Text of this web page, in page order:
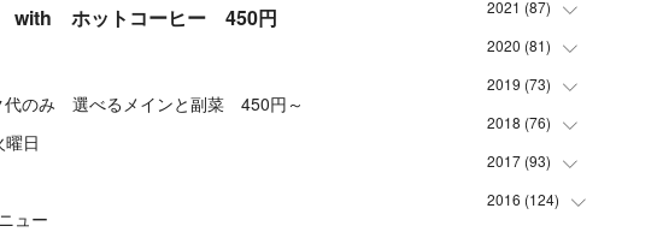
with ホットコーヒー 450円
み 選べるメインと副菜 450円～
日
ュー
(4
(5
(5
(4
(5
(7
(7
(8
(9
(8
(11
(8)
(7
(7
(9
(8
(7
(7)
(4
(8
(10
)
(7
(8
(9)
2021 (87)
(12
)
(9
(11
)
(1
(6)
2020 (81)
(10
)
(11
)
(8
(7)
2019 (73)
(4
(6
(4)
2018 (76)
(9
(3)
2017 (93)
(7)
2016 (124)